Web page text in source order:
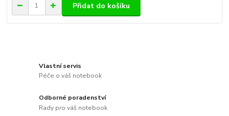
Přidat do košíku
Vlastní servis
Péče o váš notebook
Odborné poradenství
Rady pro váš notebook